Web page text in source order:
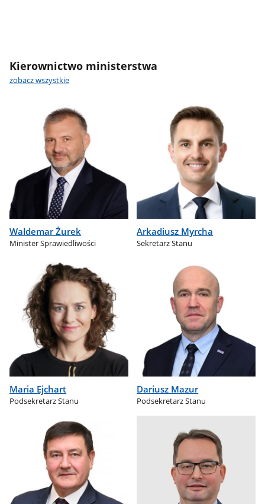
Kierownictwo ministerstwa
zobacz wszystkie
Waldemar Żurek
Minister Sprawiedliwości
Arkadiusz Myrcha
Sekretarz Stanu
Maria Ejchart
Podsekretarz Stanu
Dariusz Mazur
Podsekretarz Stanu